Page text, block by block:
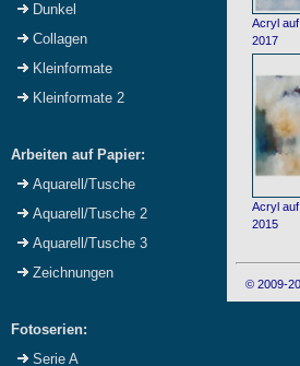
Dunkel
Collagen
Kleinformate
Kleinformate 2
Arbeiten auf Papier:
Aquarell/Tusche
Aquarell/Tusche 2
Aquarell/Tusche 3
Zeichnungen
Fotoserien:
Serie A
Acryl
2017
Acryl
2015
© 2009-